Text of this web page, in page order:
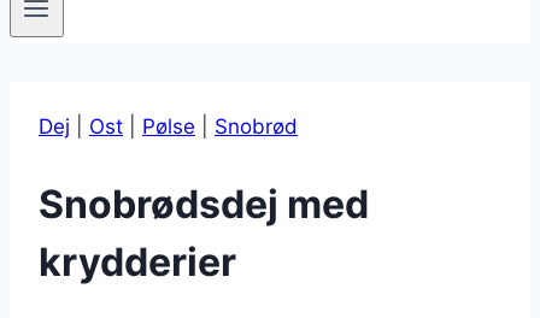
Dej Ost Pølse Snobrød
Snobrødsdej med
krydderier